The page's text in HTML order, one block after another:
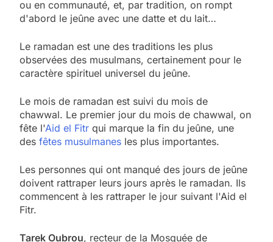
ou en communauté, et, par tradition, on rompt
d'abord le jeûne avec une datte et du lait…
Le ramadan est une des traditions les plus
observées des musulmans, certainement pour le
caractère spirituel universel du jeûne.
Le mois de ramadan est suivi du mois de
chawwal. Le premier jour du mois de chawwal, on
fête l'Aid el Fitr qui marque la fin du jeûne, une
des fêtes musulmanes les plus importantes.
Les personnes qui ont manqué des jours de jeûne
doivent rattraper leurs jours après le ramadan. Ils
commencent à les rattraper le jour suivant l'Aid el
Fitr.
Tarek Oubrou, recteur de la Mosquée de